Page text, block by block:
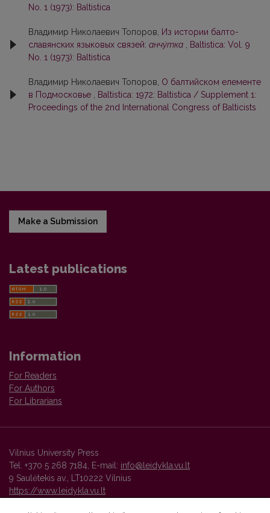
No. 1 (1973): Baltistica
Владимир Николаевич Топоров,
Из истории балто-
славянских языковых связей: анчу́тка
Baltistica: Vol. 9
No. 1 (1973): Baltistica
Владимир Николаевич Топоров, О балтийском елементе
в Подмосковье
Baltistica: 1972: Baltistica / Supplement 1:
Proceedings of the 2nd International Congress of Balticists
Make a Submission
Latest publications
Information
For Readers
For Authors
For Librarians
Vilnius University Press
Tel. +370 5 268 7184, E-mail: info@leidykla.vu.lt
9 Saulėtekis av., LT10222 Vilnius
https://www.leidykla.vu.lt